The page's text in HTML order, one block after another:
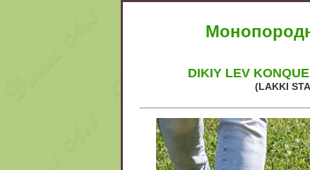
DIKIY LEV
(LAKKI